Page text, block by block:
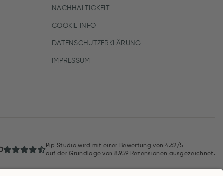
NACHHALTIGKEIT
COOKIE INFO
DATENSCHUTZERKLÄRUNG
IMPRESSUM
Pip Studio wird mit einer Bewertung von 4.62/5
auf der Grundlage von 8.959 Rezensionen ausgezeichnet.